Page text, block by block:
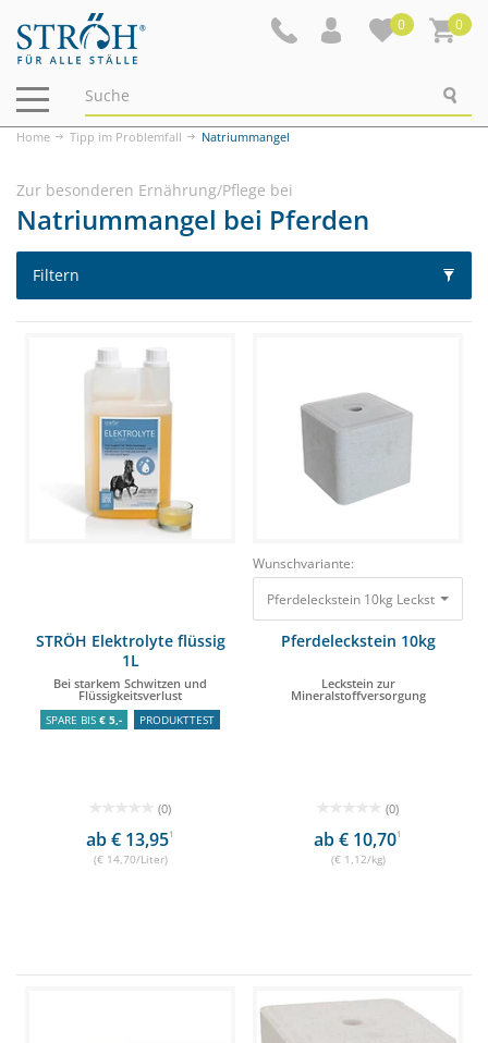
0 0
Navigation
ein-/ausblenden
Home Tipp im Problemfall Natriummangel
Zur besonderen Ernährung/Pflege bei
Natriummangel bei Pferden
Filtern
STRÖH Elektrolyte flüssig
1L
Bei starkem Schwitzen und
Flüssigkeitsverlust
SPARE BIS € 5,- PRODUKTTEST
(0)
ab € 13,951
(€ 14,70/Liter)
Wunschvariante:
Pferdeleckstein 10kg Leckstein zur
Pferdeleckstein 10kg
Leckstein zur
Mineralstoffversorgung
(0)
ab € 10,701
(€ 1,12/kg)